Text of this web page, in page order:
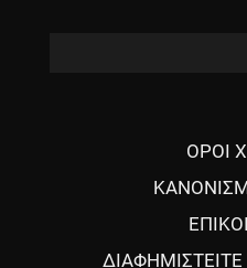
ΟΡΟΙ
ΔΙΑΦΗΜΙΣΤΕΙΤΕ